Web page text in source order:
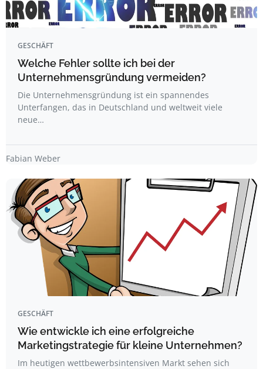
GESCHÄFT
Welche Fehler sollte ich bei der
Unternehmensgründung vermeiden?
Die Unternehmensgründung ist ein spannendes
Unterfangen, das in Deutschland und weltweit viele
neue…
Fabian Weber
GESCHÄFT
Wie entwickle ich eine erfolgreiche
Marketingstrategie für kleine Unternehmen?
Im heutigen wettbewerbsintensiven Markt sehen sich